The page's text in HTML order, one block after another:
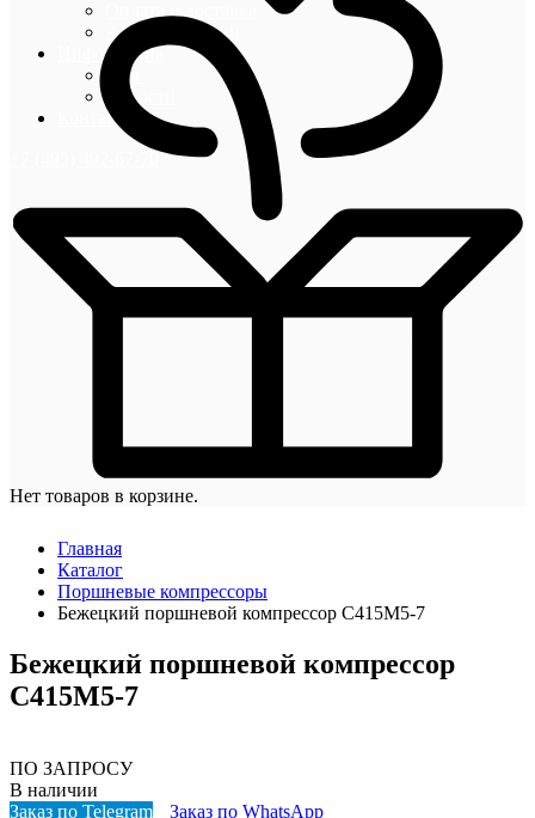
Акции и скидки
Информация
Блог
Новости
Контакты
Нет товаров в корзине.
Главная
Каталог
Поршневые компрессоры
Бежецкий поршневой компрессор С415М5-7
Бежецкий поршневой компрессор
С415М5-7
ПО ЗАПРОСУ
В наличии
Заказ по Telegram
Заказ по WhatsApp